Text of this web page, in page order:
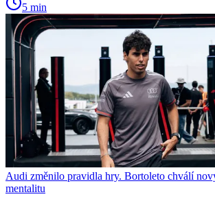
5 min
Audi změnilo pravidla hry. Bortoleto chválí
mentalitu